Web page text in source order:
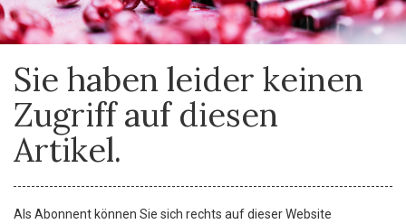
Sie haben leider keinen
Zugriff auf diesen
Artikel.
Als Abonnent können Sie sich rechts auf dieser Website